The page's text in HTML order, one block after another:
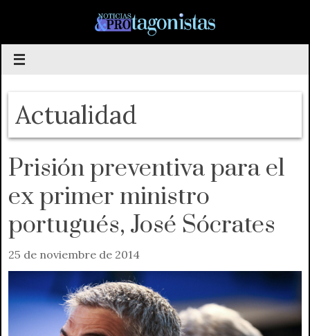
contenido
Actualidad
Prisión preventiva para el
ex primer ministro
portugués, José Sócrates
25 de noviembre de 2014